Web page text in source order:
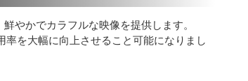
やかでカラフルな映像を提供します。
を大幅に向上させること可能になりまし